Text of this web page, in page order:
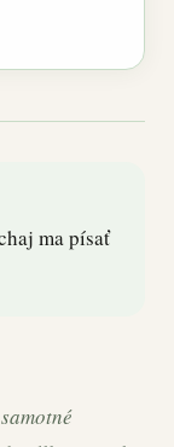
ma písať